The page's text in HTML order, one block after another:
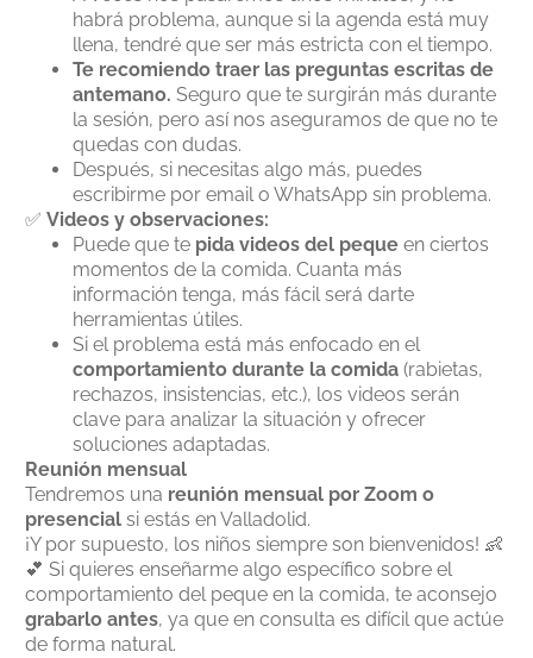
habrá problema, aunque si la agenda está muy
llena, tendré que ser más estricta con el tiempo.
Te recomiendo traer las preguntas escritas de
antemano. Seguro que te surgirán más durante
la sesión, pero así nos aseguramos de que no te
quedas con dudas.
Después, si necesitas algo más, puedes
escribirme por email o WhatsApp sin problema.
✅ Videos y observaciones:
Puede que te pida videos del peque en ciertos
momentos de la comida. Cuanta más
información tenga, más fácil será darte
herramientas útiles.
Si el problema está más enfocado en el
comportamiento durante la comida (rabietas,
rechazos, insistencias, etc.), los videos serán
clave para analizar la situación y ofrecer
soluciones adaptadas.
Reunión mensual
Tendremos una reunión mensual por Zoom o
presencial si estás en Valladolid.
¡Y por supuesto, los niños siempre son bienvenidos! 👶
💕 Si quieres enseñarme algo específico sobre el
comportamiento del peque en la comida, te aconsejo
grabarlo antes, ya que en consulta es difícil que actúe
de forma natural.